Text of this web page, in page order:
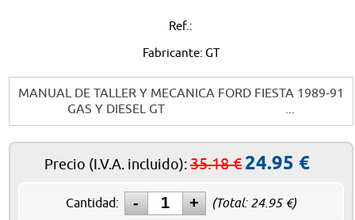
Ref.:
Fabricante: GT
MANUAL DE TALLER Y MECANICA FORD FIESTA 1989-91
GAS Y DIESEL GT ...
Precio (I.V.A. incluido):35.18€ 24.95 €
Cantidad: (Total: 24.95€)